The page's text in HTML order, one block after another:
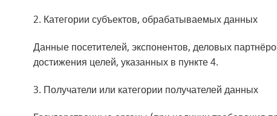
2. Категории субъектов, обрабатываемых данных
Данные посетителей, экспонентов, деловых
достижения целей, указанных в пункте 4.
3. Получатели или категории получателей данных